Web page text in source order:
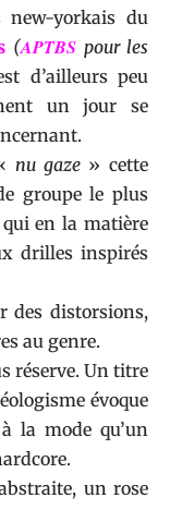
new-yorkais du
(APTBS pour les
d’ailleurs peu
un jour se
nu gaze» cette
groupe le plus
en la matière
drilles inspirés
des distorsions,
au genre.
réserve. Un titre
évoque
la mode qu’un
un rose